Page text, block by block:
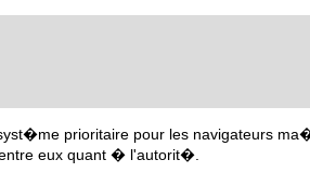
prioritaire pour les navigateurs
eux quant � l'autorit�.